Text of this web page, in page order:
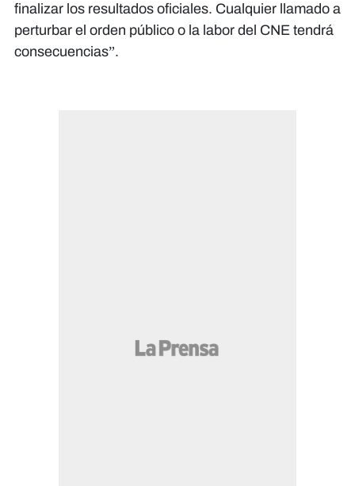
finalizar los resultados oficiales. Cualquier llamado a
perturbar el orden público o la labor del CNE tendrá
consecuencias”.